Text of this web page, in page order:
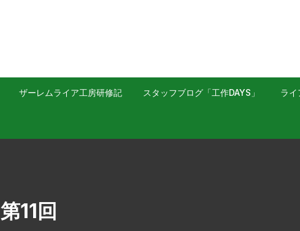
ザーレムライア工房研修記 スタッフブログ「工作DAYS」 ライ
第11回